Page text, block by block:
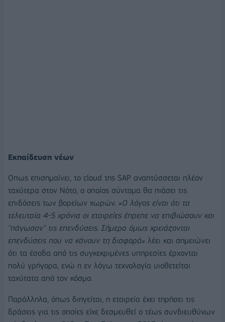
Εκπαίδευση νέων
Οπως επισημαίνει, το cloud της SAP αναπτύσσεται πλέον
ταχύτερα στον Νότο, ο οποίος σύντομα θα πιάσει τις
επιδόσεις των βορείων χωρών. «Ο λόγος είναι ότι τα
τελευταία 4-5 χρόνια οι εταιρείες έπρεπε να επιβιώσουν και
"πάγωσαν" τις επενδύσεις. Σήμερα όμως χρειάζονται
επενδύσεις που να κάνουν τη διαφορά» λέει και σημειώνει
ότι τα έσοδα από τις συγκεκριμένες υπηρεσίες έρχονται
πολύ γρήγορα, ενώ η εν λόγω τεχνολογία υιοθετείται
ταχύτατα από τον κόσμο.
Παράλληλα, όπως διηγείται, η εταιρεία έχει τηρήσει τις
δράσεις για τις οποίες είχε δεσμευθεί ο τέως συνδιευθύνων